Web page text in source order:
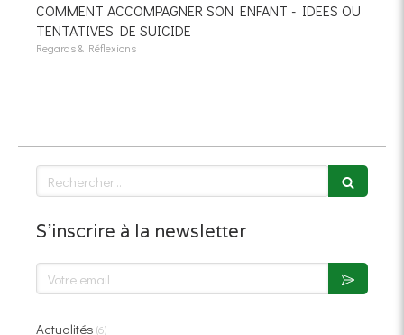
COMMENT ACCOMPAGNER SON ENFANT - IDEES OU
TENTATIVES DE SUICIDE
Regards & Réflexions
Rechercher
S'inscrire à la newsletter
Votre email
Actualités (6)